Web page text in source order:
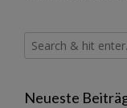
Neueste